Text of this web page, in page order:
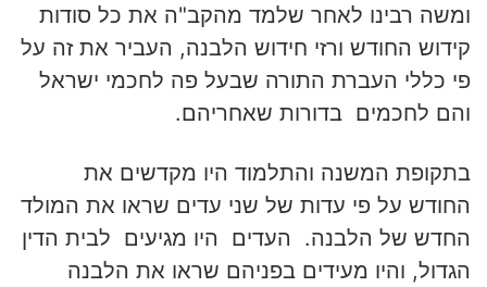
ומשה רבינו לאחר שלמד מהקב"ה את כל סודות
קידוש החודש ורזי חידוש הלבנה, העביר את זה על
פי כללי העברת התורה שבעל פה לחכמי ישראל
והם לחכמים בדורות שאחריהם.
בתקופת המשנה והתלמוד היו מקדשים את
החודש על פי עדות של שני עדים שראו את המולד
החדש של הלבנה. העדים היו מגיעים לבית הדין
הגדול, והיו מעידים בפניהם שראו את הלבנה